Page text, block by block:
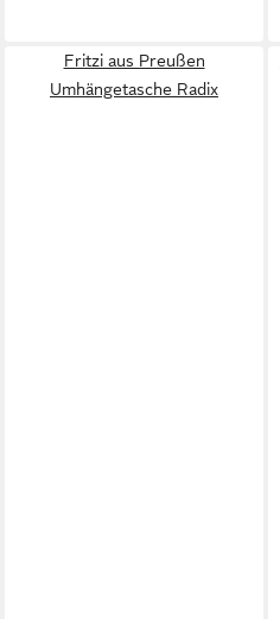
Fritzi aus Preußen
Umhängetasche Radix